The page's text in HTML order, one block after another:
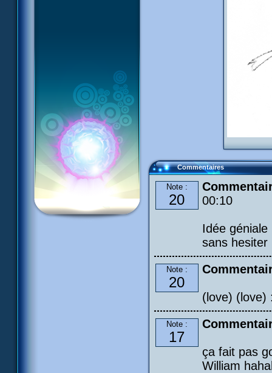
Commentaires
Note :
20
00:10
Idée
sans hesiter
Note :
20
(love) (love)
Note :
17
ça fait pas
William